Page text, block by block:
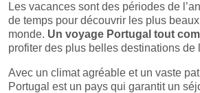
Les vacances sont des périodes de
de temps pour découvrir les plus
monde. Un voyage Portugal tout
profiter des plus belles destinations de
Avec un climat agréable et un vaste
Portugal est un pays qui garantit un